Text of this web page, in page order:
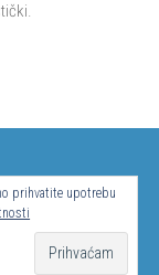
2024.
prihvatite upotrebu